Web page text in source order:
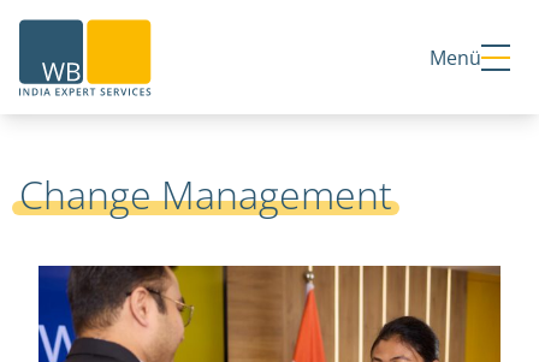
Home
Menü
Change Management